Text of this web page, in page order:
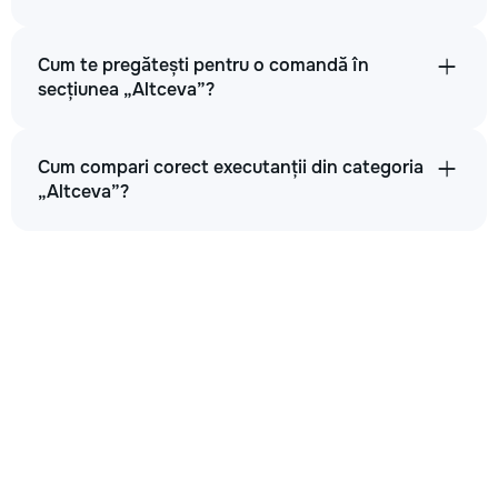
Cum te pregătești pentru o comandă în
secțiunea „Altceva”?
Cum compari corect executanții din categoria
„Altceva”?